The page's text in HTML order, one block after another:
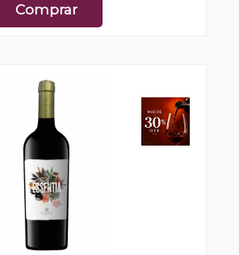
Comprar